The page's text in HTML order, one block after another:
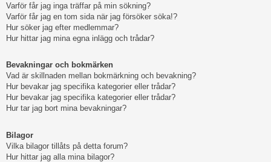
Varför får jag inga träffar på min sökning?
Varför får jag en tom sida när jag försöker söka!?
Hur söker jag efter medlemmar?
Hur hittar jag mina egna inlägg och trådar?
Bevakningar och bokmärken
Vad är skillnaden mellan bokmärkning och bevakning?
Hur bevakar jag specifika kategorier eller trådar?
Hur bevakar jag specifika kategorier eller trådar?
Hur tar jag bort mina bevakningar?
Bilagor
Vilka bilagor tillåts på detta forum?
Hur hittar jag alla mina bilagor?